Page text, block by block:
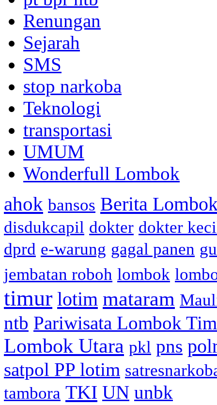
Renungan
Sejarah
SMS
stop narkoba
Teknologi
transportasi
UMUM
Wonderfull Lombok
ahok bansos Berita
disdukcapil dokter dokter
dprd e-warung gagal panen
jembatan roboh lombok
timur lotim mataram
ntb Pariwisata Lombok
Lombok Utara pkl pns
satpol PP lotim
tambora TKI UN unbk